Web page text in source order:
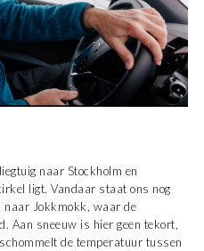
naar Stockholm en
ligt. Vandaar staat ons nog
naar Jokkmokk, waar de
Aan sneeuw is hier geen tekort,
de temperatuur tussen